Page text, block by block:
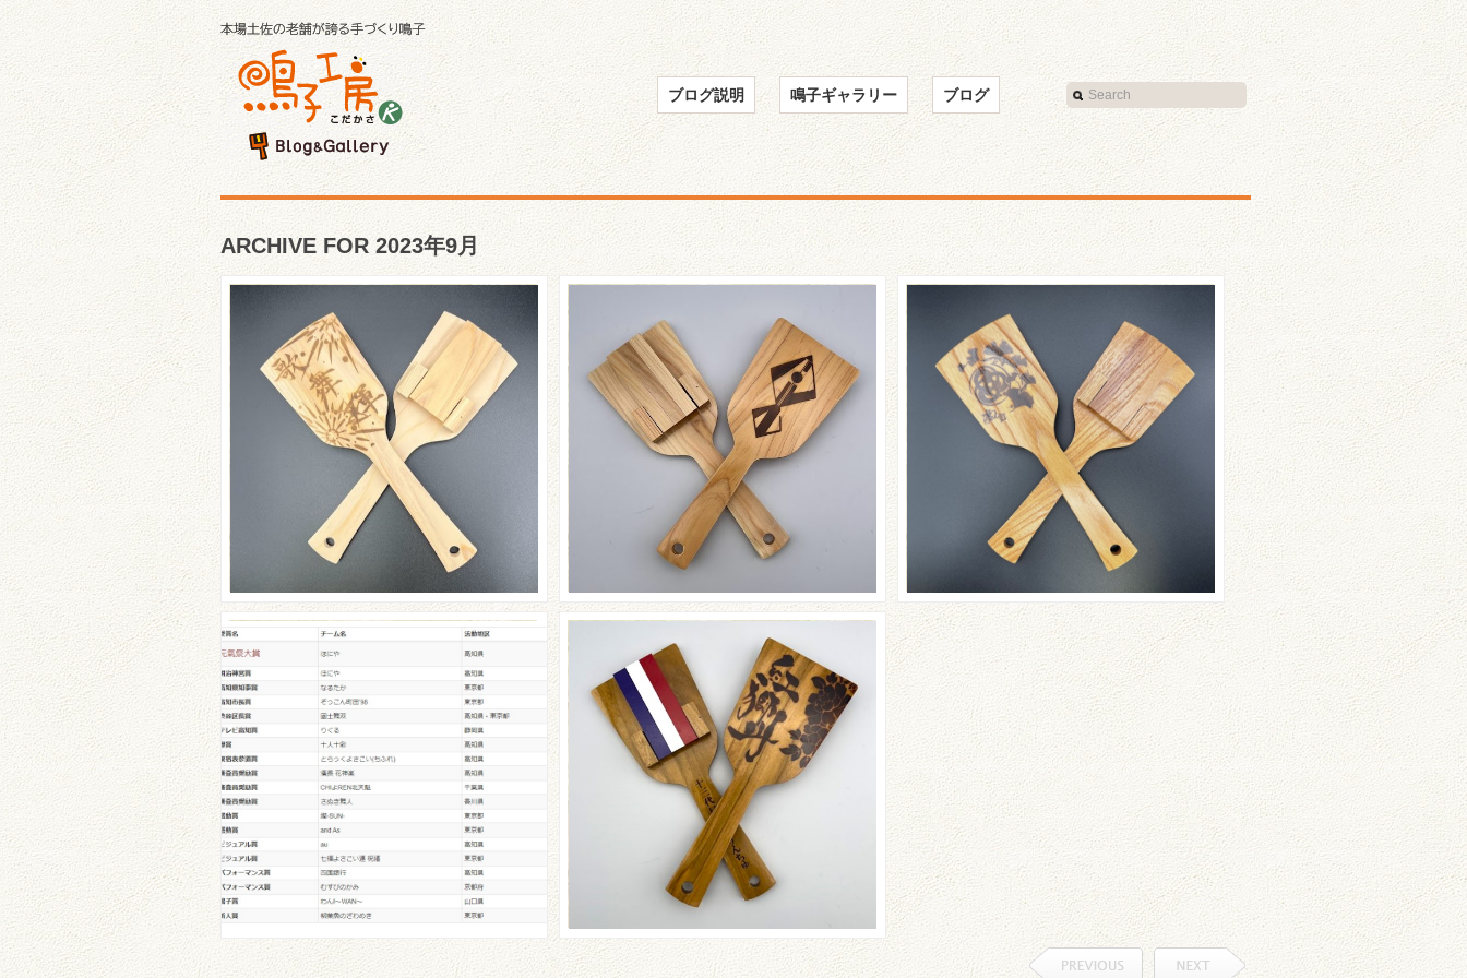
ブログ説明 鳴子ギャラリー ブログ
ARCHIVE FOR 2023年9月
☆秋田大学よさこいサークル
よさとせ歌舞輝さんのご紹介
☆
☆黎舞-Live-さんのご紹介☆
☆Produced by DAIZZY’S 凜
空さんのご紹介☆
【鳴子賞受賞】おめでとうご
ざいます！
☆おどりんちゅさんのご紹介
☆